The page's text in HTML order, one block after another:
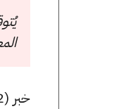
خبر (2)